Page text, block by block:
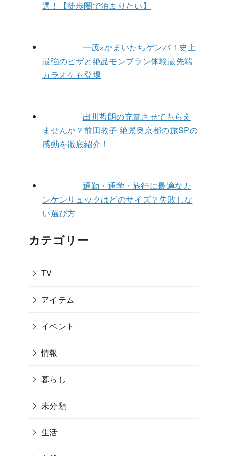
選！【徒歩圏で泊まりたい】
一茂×かまいたちゲンバ！史上
最強のピザと絶品モンブラン体験最先端
カラオケも登場
出川哲朗の充電させてもらえ
ませんか？前田敦子 絶景奥京都の旅SPの
感動を徹底紹介！
通勤・通学・旅行に最適なカ
ンケンリュックはどのサイズ？失敗しな
い選び方
カテゴリー
TV
アイテム
イベント
情報
暮らし
未分類
生活